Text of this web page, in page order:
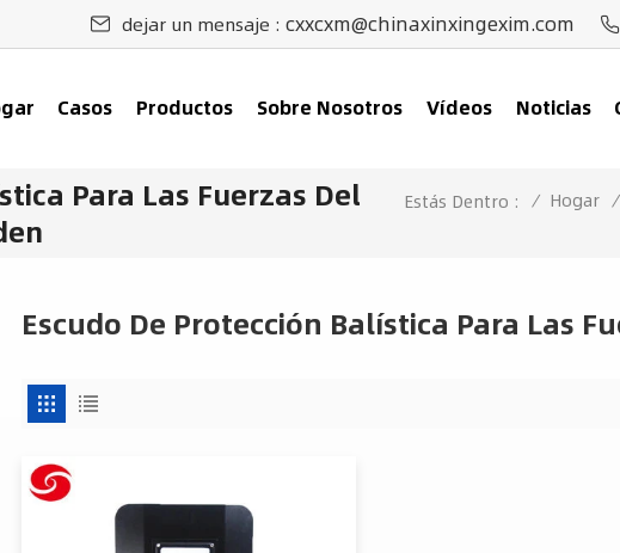
dejar un mensaje : cxxcxm@chinaxinxingexim.com
Casos Productos Sobre Nosotros Vídeos Noticias
Para Las Fuerzas Del
Estás Dentro : / Hogar /
Escudo De Protección Balística Para Las